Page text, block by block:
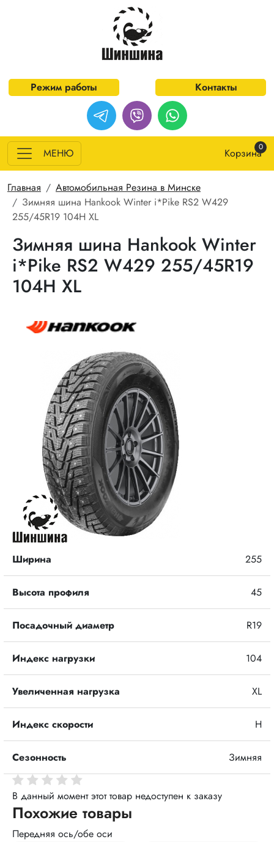
Перейти к основному содержанию
Режим работы Контакты
МЕНЮ Корзина0
Строка навигации
Главная
Автомобильная Резина в Минске
Зимняя шина Hankook Winter i*Pike RS2 W429
255/45R19 104H XL
Зимняя шина Hankook Winter
i*Pike RS2 W429 255/45R19
104H XL
Ширина 255
Высота профиля 45
Посадочный диаметр R19
Индекс нагрузки 104
Увеличенная нагрузка XL
Индекс скорости H
Сезонность Зимняя
В данный момент этот товар недоступен к заказу
Похожие товары
Передняя ось/обе оси